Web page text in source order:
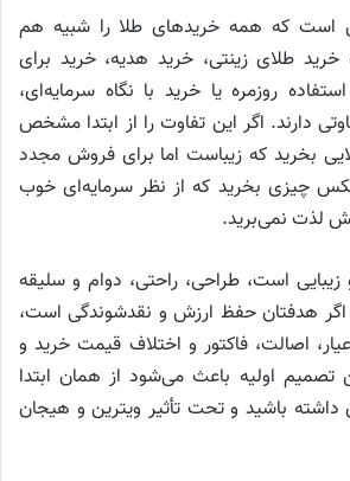
است که همه خریدهای طلا را شبیه هم
طلای زینتی، خرید هدیه، خرید برای
روزمره یا خرید با نگاه سرمایه‌ای،
دارند. اگر این تفاوت را از ابتدا مشخص
بخرید که زیباست اما برای فروش مجدد
چیزی بخرید که از نظر سرمایه‌ای خوب
لذت نمی‌برید.
زیبایی است، طراحی، راحتی، دوام و سلیقه
هدفتان حفظ ارزش و نقدشوندگی است،
اصالت، فاکتور و اختلاف قیمت خرید و
اولیه باعث می‌شود از همان ابتدا
باشید و تحت تأثیر ویترین و هیجان